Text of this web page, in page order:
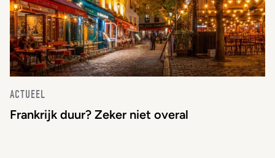
ACTUEEL
Frankrijk duur? Zeker niet overal